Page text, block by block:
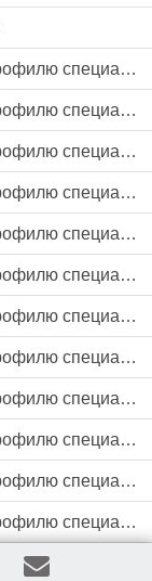
Производственная практика (по профилю специальности)
Производственная практика (по профилю специальности)
Производственная практика (по профилю специальности)
Производственная практика (по профилю специальности)
Производственная практика (по профилю специальности)
Производственная практика (по профилю специальности)
Производственная практика (по профилю специальности)
Производственная практика (по профилю специальности)
Производственная практика (по профилю специальности)
Производственная практика (по профилю специальности)
Производственная практика (по профилю специальности)
Производственная практика (по профилю специальности)